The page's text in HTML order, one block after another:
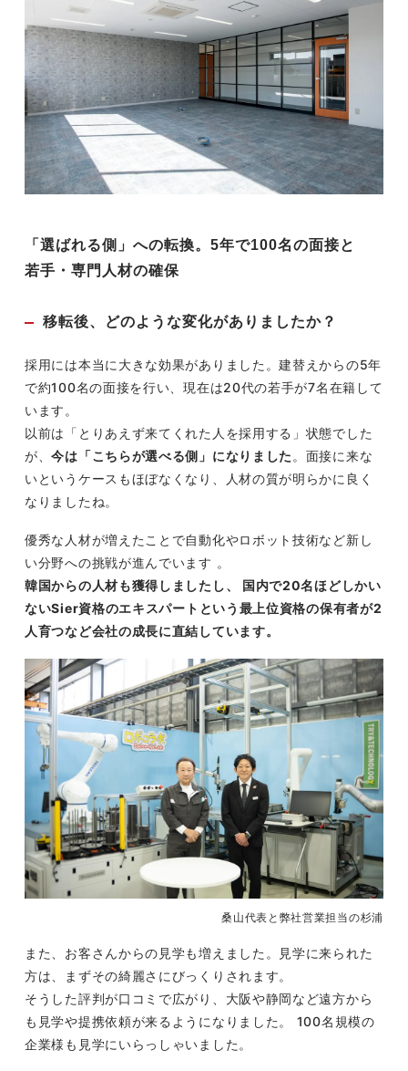
「選ばれる側」への転換。5年で100名の面接と
若手・専門人材の確保
移転後、どのような変化がありましたか？
採用には本当に大きな効果がありました。建替えからの5年
で約100名の面接を行い、現在は20代の若手が7名在籍して
います。
以前は「とりあえず来てくれた人を採用する」状態でした
が、今は「こちらが選べる側」になりました 。面接に来な
いというケースもほぼなくなり、人材の質が明らかに良く
なりましたね。
優秀な人材が増えたことで自動化やロボット技術など新し
い分野への挑戦が進んでいます 。
韓国からの人材も獲得しましたし、 国内で20名ほどしかい
ないSier資格のエキスパートという最上位資格の保有者が2
人育つなど会社の成長に直結しています。
桑山代表と弊社営業担当の杉浦
また、お客さんからの見学も増えました。見学に来られた
方は、まずその綺麗さにびっくりされます。
そうした評判が口コミで広がり、大阪や静岡など遠方から
も見学や提携依頼が来るようになりました。 100名規模の
企業様も見学にいらっしゃいました。